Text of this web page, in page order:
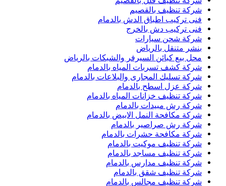
شركة تنظيف بالقصيم
فنى تركيب اطباق الدش بالدمام
فنى تركيب دش بالخرج
شركة شحن سيارات
بنشر متنقل بالرياض
محل بيع كبائن السيرفر والشبكات بالرياض
شركة كشف تسربات المياه بالدمام
شركة تسليك المجارى والبلاعات بالدمام
شركة عزل اسطح بالدمام
شركة تنظيف خزانات المياه بالدمام
شركة رش مبيدات بالدمام
شركة مكافحة النمل الابيض بالدمام
شركة رش صراصير بالدمام
شركة مكافحة حشرات بالدمام
شركة تنظيف موكيت بالدمام
شركة تنظيف مساجد بالدمام
شركة تنظيف مدارس بالدمام
شركة تنظيف شقق بالدمام
شركة تنظيف مجالس بالدمام